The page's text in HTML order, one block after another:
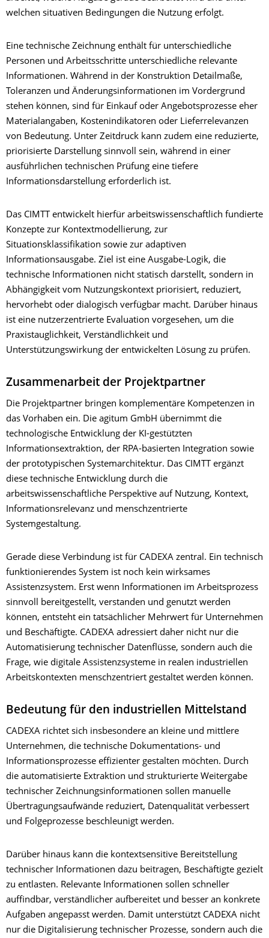
welchen situativen Bedingungen die Nutzung erfolgt.
Eine technische Zeichnung enthält für unterschiedliche
Personen und Arbeitsschritte unterschiedliche relevante
Informationen. Während in der Konstruktion Detailmaße,
Toleranzen und Änderungsinformationen im Vordergrund
stehen können, sind für Einkauf oder Angebotsprozesse eher
Materialangaben, Kostenindikatoren oder Lieferrelevanzen
von Bedeutung. Unter Zeitdruck kann zudem eine reduzierte,
priorisierte Darstellung sinnvoll sein, während in einer
ausführlichen technischen Prüfung eine tiefere
Informationsdarstellung erforderlich ist.
Das CIMTT entwickelt hierfür arbeitswissenschaftlich fundierte
Konzepte zur Kontextmodellierung, zur
Situationsklassifikation sowie zur adaptiven
Informationsausgabe. Ziel ist eine Ausgabe-Logik, die
technische Informationen nicht statisch darstellt, sondern in
Abhängigkeit vom Nutzungskontext priorisiert, reduziert,
hervorhebt oder dialogisch verfügbar macht. Darüber hinaus
ist eine nutzerzentrierte Evaluation vorgesehen, um die
Praxistauglichkeit, Verständlichkeit und
Unterstützungswirkung der entwickelten Lösung zu prüfen.
Zusammenarbeit der Projektpartner
Die Projektpartner bringen komplementäre Kompetenzen in
das Vorhaben ein. Die agitum GmbH übernimmt die
technologische Entwicklung der KI-gestützten
Informationsextraktion, der RPA-basierten Integration sowie
der prototypischen Systemarchitektur. Das CIMTT ergänzt
diese technische Entwicklung durch die
arbeitswissenschaftliche Perspektive auf Nutzung, Kontext,
Informationsrelevanz und menschzentrierte
Systemgestaltung.
Gerade diese Verbindung ist für CADEXA zentral. Ein technisch
funktionierendes System ist noch kein wirksames
Assistenzsystem. Erst wenn Informationen im Arbeitsprozess
sinnvoll bereitgestellt, verstanden und genutzt werden
können, entsteht ein tatsächlicher Mehrwert für Unternehmen
und Beschäftigte. CADEXA adressiert daher nicht nur die
Automatisierung technischer Datenflüsse, sondern auch die
Frage, wie digitale Assistenzsysteme in realen industriellen
Arbeitskontexten menschzentriert gestaltet werden können.
Bedeutung für den industriellen Mittelstand
CADEXA richtet sich insbesondere an kleine und mittlere
Unternehmen, die technische Dokumentations- und
Informationsprozesse effizienter gestalten möchten. Durch
die automatisierte Extraktion und strukturierte Weitergabe
technischer Zeichnungsinformationen sollen manuelle
Übertragungsaufwände reduziert, Datenqualität verbessert
und Folgeprozesse beschleunigt werden.
Darüber hinaus kann die kontextsensitive Bereitstellung
technischer Informationen dazu beitragen, Beschäftigte gezielt
zu entlasten. Relevante Informationen sollen schneller
auffindbar, verständlicher aufbereitet und besser an konkrete
Aufgaben angepasst werden. Damit unterstützt CADEXA nicht
nur die Digitalisierung technischer Prozesse, sondern auch die